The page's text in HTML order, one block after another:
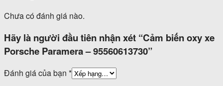
Chưa có đánh giá nào.
Hãy là người đầu tiên nhận xét “Cảm biến oxy xe
Porsche Paramera – 95560613730”
Đánh giá của bạn *